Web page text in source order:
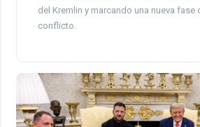
del Kremlin y marcando una nueva fase
conflicto.